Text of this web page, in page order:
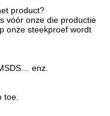
product?
vóór onze die productie
onze steekproef wordt
enz.
toe.